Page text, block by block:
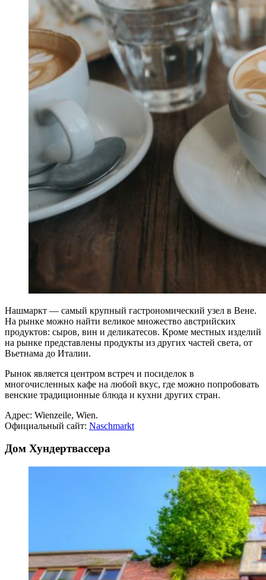
Нашмаркт — самый крупный гастрономический узел в Вене.
На рынке можно найти великое множество австрийских
продуктов: сыров, вин и деликатесов. Кроме местных изделий
на рынке представлены продукты из других частей света, от
Вьетнама до Италии.
Рынок является центром встреч и посиделок в
многочисленных кафе на любой вкус, где можно попробовать
венские традиционные блюда и кухни других стран.
Адрес: Wienzeile, Wien.
Официальный сайт: Naschmarkt
Дом Хундертвассера